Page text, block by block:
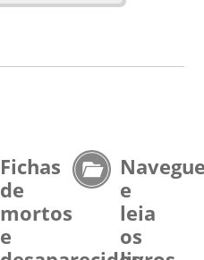
Fichas
de
mortos
e
e
leia
os